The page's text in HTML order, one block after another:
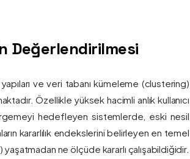
Değerlendirilmesi
ve veri tabanı kümeleme (clustering)
Özellikle yüksek hacimli anlık kullanıcı
hedefleyen sistemlerde, eski nesil
kararlılık endekslerini belirleyen en temel
ne ölçüde kararlı çalışabildiğidir.